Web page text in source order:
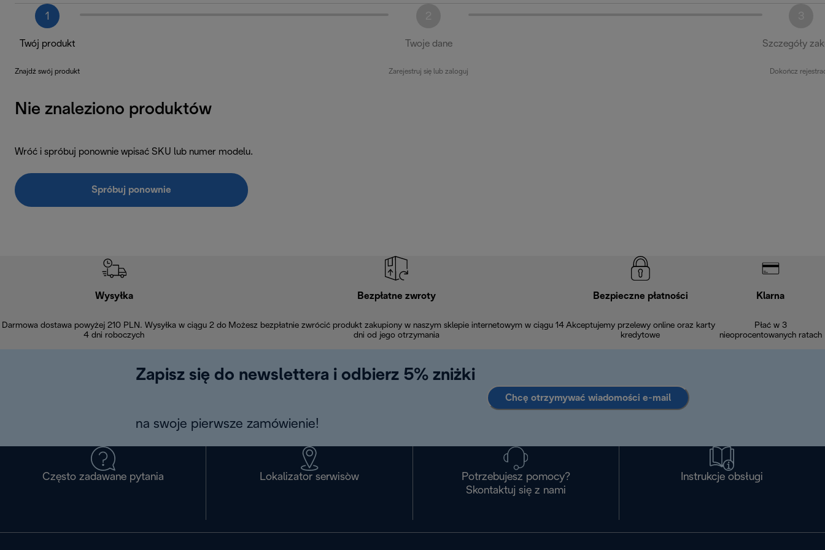
1
Twój produkt
Znajdź swój produkt
Twoje dane
Zarejestruj się lub zaloguj
Szczegóły
Dokończ
Nie znaleziono produktów
Wróć i spróbuj ponownie wpisać SKU lub numer modelu.
Spróbuj ponownie
Wysyłka
Darmowa dostawa powyżej 210 PLN. Wysyłka w ciągu 2 do
4 dni roboczych
Bezpłatne zwroty
Możesz bezpłatnie zwrócić produkt zakupiony w naszym sklepie internetowym w ciągu 14
dni od jego otrzymania
Bezpieczne płatności
Akceptujemy przelewy online oraz karty
kredytowe
Klarna
Płać w 3
nieoprocentowanych ratach
Zapisz się do newslettera i odbierz 5% zniżki
na swoje pierwsze zamówienie!
Chcę otrzymywać wiadomości e-mail
Często zadawane pytania Lokalizator serwisòw
Potrzebujesz pomocy?
Skontaktuj się z nami
Instrukcje obsługi